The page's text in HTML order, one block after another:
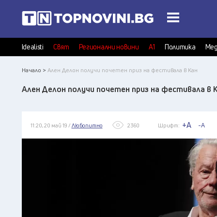
Idealisti Свят Регионални новини А1 Политика
Начало > Ален Делон получи почетен приз на фестивала в Кан
Ален Делон получи почетен приз на фестивала в
11:20, 20 май 19 / Любопитно 2360 Шрифт: +A -A